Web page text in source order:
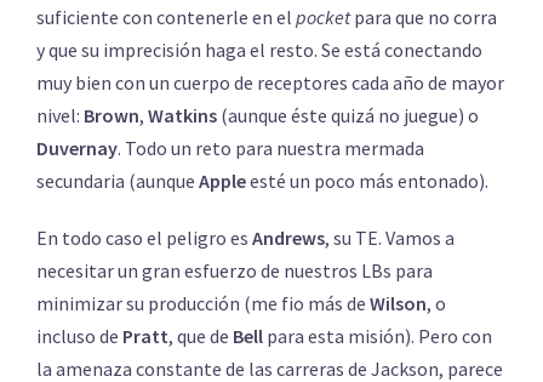
suficiente con contenerle en el pocketpara que no corra
y que su imprecisión haga el resto. Se está conectando
muy bien con un cuerpo de receptores cada año de mayor
nivel: Brown, Watkins (aunque éste quizá no juegue) o
Duvernay. Todo un reto para nuestra mermada
secundaria (aunque Appleesté un poco más entonado).
En todo caso el peligro es Andrews, su TE. Vamos a
necesitar un gran esfuerzo de nuestros LBs para
minimizar su producción (me fio más de Wilson, o
incluso de Pratt, que de Bell para esta misión). Pero con
la amenaza constante de las carreras de Jackson, parece